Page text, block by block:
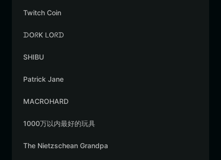
Twitch Coin
ᗪOᖇK ᒪOᖇᗪ
SHIBU
Patrick Jane
MACROHARD
1000万以内最好的玩具
The Nietzschean Grandpa